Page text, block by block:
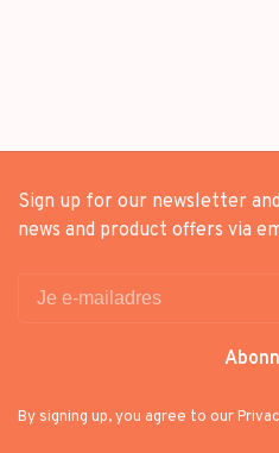
Sign up for our newsletter
news and product offers via
By signing up, you agree to our